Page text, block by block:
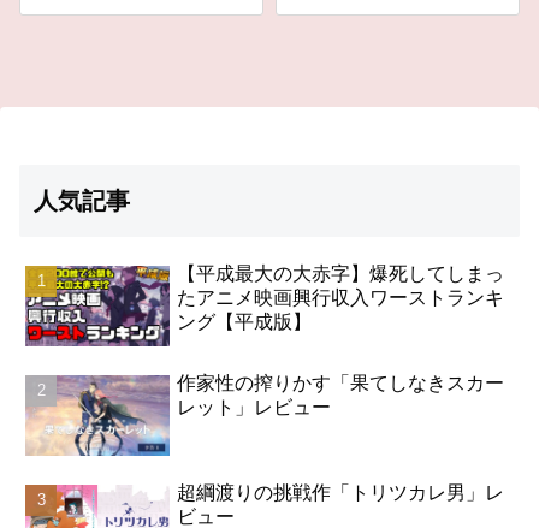
人気記事
【平成最大の大赤字】爆死してしまっ
たアニメ映画興行収入ワーストランキ
ング【平成版】
作家性の搾りかす「果てしなきスカー
レット」レビュー
超綱渡りの挑戦作「トリツカレ男」レ
ビュー